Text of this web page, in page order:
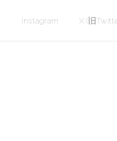
Instagram X (旧